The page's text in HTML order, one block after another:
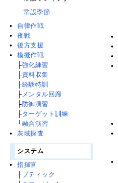
常設季節
自律作戦
夜戦
後方支援
模擬作戦
├強化練習
├資料収集
├経験特訓
├メンタル回廊
├防御演習
├ターゲット訓練
└融合演習
灰域探査
システム
指揮官
├ブティック